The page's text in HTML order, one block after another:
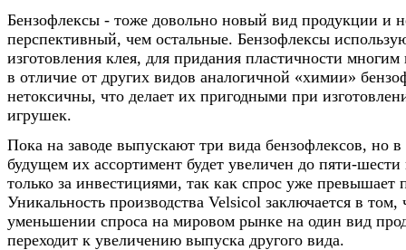
Бензофлексы - тоже довольно новый вид продукции и
перспективный, чем остальные. Бензофлексы
изготовления клея, для придания пластичности
в отличие от других видов аналогичной «химии»
нетоксичны, что делает их пригодными при
игрушек.
Пока на заводе выпускают три вида бензофлексов, но
будущем их ассортимент будет увеличен до пяти-
только за инвестициями, так как спрос уже превышает
Уникальность производства Velsicol заключается в том,
уменьшении спроса на мировом рынке на один вид
переходит к увеличению выпуска другого вида.